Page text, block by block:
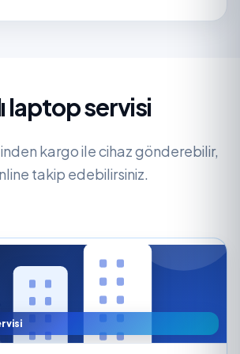
laptop servisi
kargo ile cihaz gönderebilir,
takip edebilirsiniz.